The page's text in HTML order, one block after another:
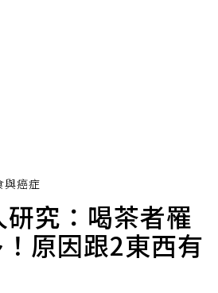
與癌症
究：喝茶者罹
原因跟2東西有